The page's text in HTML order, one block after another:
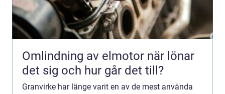
Omlindning av elmotor när lönar
det sig och hur går det till?
Granvirke har länge varit en av de mest använda